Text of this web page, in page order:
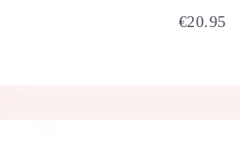
€20.95